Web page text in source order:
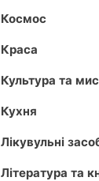
Космос
Краса
Культура та
Кухня
Лікувульні
Література та